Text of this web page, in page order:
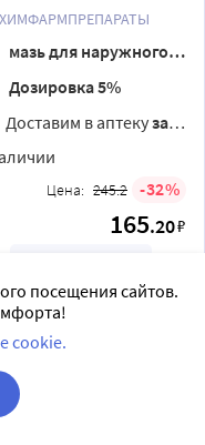
мазь для наружного применения
Дозировка 5%
Доставим в аптекузавтра
Цена: 245.2 32
165.20₽
посещения сайтов.
cookie.